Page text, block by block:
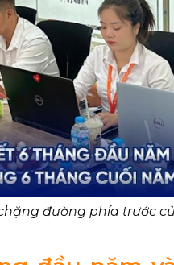
đường phía trước